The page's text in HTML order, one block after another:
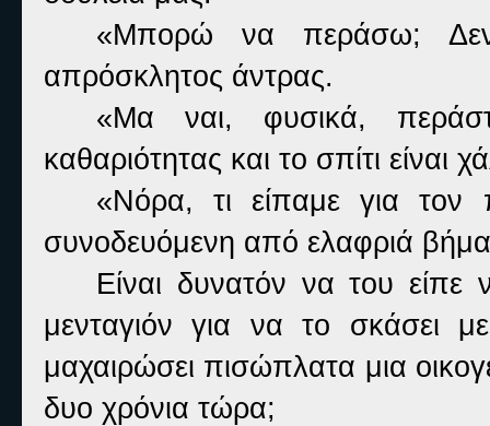
«Μπορώ να περάσω;
απρόσκλητος άντρας.
«Μα ναι, φυσικά,
καθαριότητας και το σπίτι είναι
«Νόρα, τι είπαμε για τον
συνοδευόμενη από ελαφριά
Είναι δυνατόν να του είπε
μενταγιόν για να το σκάσει
μαχαιρώσει πισώπλατα μια
δυο χρόνια τώρα;